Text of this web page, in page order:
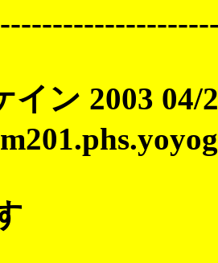
イン 2003 04/